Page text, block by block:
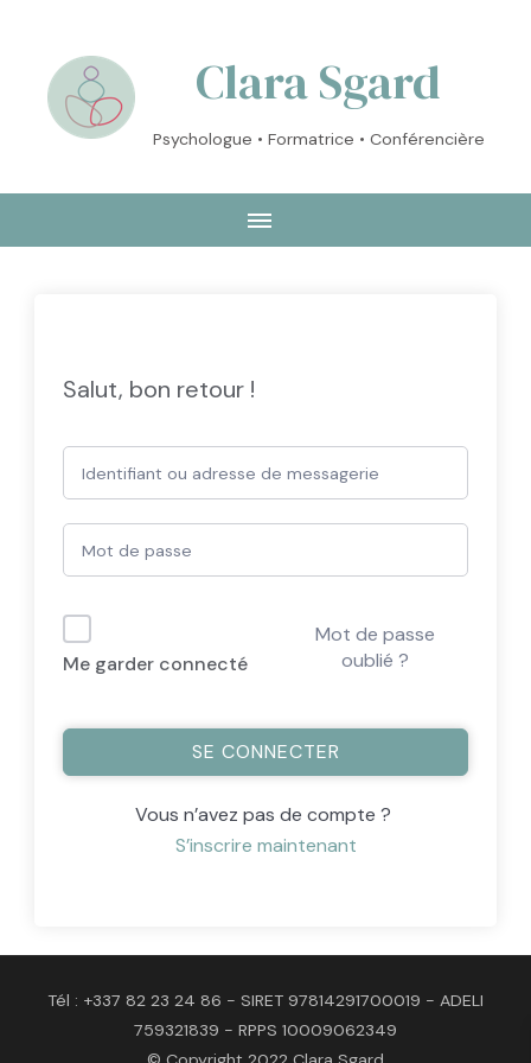
Clara Sgard
Psychologue • Formatrice • Conférencière
Salut, bon retour !
Me garder connecté
Mot de passe
oublié ?
SE CONNECTER
Vous n’avez pas de compte ?
S’inscrire maintenant
Tél : +337 82 23 24 86 - SIRET 97814291700019 - ADELI
759321839 - RPPS 10009062349